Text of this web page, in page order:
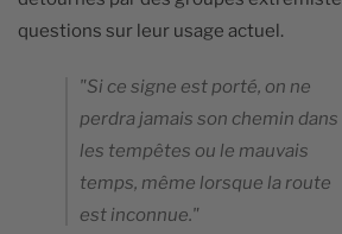
questions sur leur usage actuel.
"Si ce signe est porté, on ne
perdra jamais son chemin dans
les tempêtes ou le mauvais
temps, même lorsque la route
est inconnue."